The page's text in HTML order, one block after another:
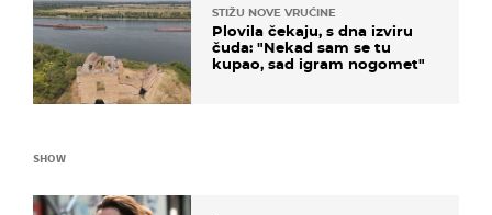
STIŽU NOVE VRUĆINE
Plovila čekaju, s dna izviru
čuda: "Nekad sam se tu
kupao, sad igram nogomet"
SHOW